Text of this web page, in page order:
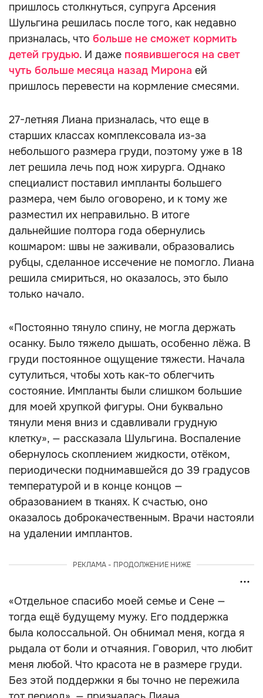
пришлось столкнуться, супруга Арсения
Шульгина решилась после того, как недавно
призналась, что больше не сможет кормить
детей грудью. И даже появившегося на свет
чуть больше месяца назад Мирона ей
пришлось перевести на кормление смесями.
27-летняя Лиана призналась, что еще в
старших классах комплексовала из-за
небольшого размера груди, поэтому уже в 18
лет решила лечь под нож хирурга. Однако
специалист поставил импланты большего
размера, чем было оговорено, и к тому же
разместил их неправильно. В итоге
дальнейшие полтора года обернулись
кошмаром: швы не заживали, образовались
рубцы, сделанное иссечение не помогло. Лиана
решила смириться, но оказалось, это было
только начало.
«Постоянно тянуло спину, не могла держать
осанку. Было тяжело дышать, особенно лёжа. В
груди постоянное ощущение тяжести. Начала
сутулиться, чтобы хоть как-то облегчить
состояние. Импланты были слишком большие
для моей хрупкой фигуры. Они буквально
тянули меня вниз и сдавливали грудную
клетку», — рассказала Шульгина. Воспаление
обернулось скоплением жидкости, отёком,
периодически поднимавшейся до 39 градусов
температурой и в конце концов —
образованием в тканях. К счастью, оно
оказалось доброкачественным. Врачи настояли
на удалении имплантов.
РЕКЛАМА - ПРОДОЛЖЕНИЕ НИЖЕ
«Отдельное спасибо моей семье и Сене —
тогда ещё будущему мужу. Его поддержка
была колоссальной. Он обнимал меня, когда я
рыдала от боли и отчаяния. Говорил, что любит
меня любой. Что красота не в размере груди.
Без этой поддержки я бы точно не пережила